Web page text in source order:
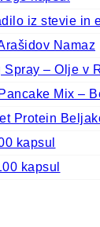
iz stevie in
Namaz
Spray – Olje v
Mix –
Protein
kapsul
kapsul